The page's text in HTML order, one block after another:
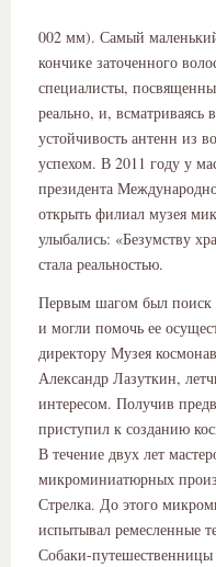
002 мм). Самый маленький
кончике заточенного
специалисты,
реально, и, всматриваясь
устойчивость антенн из
успехом. В 2011 году у
президента
открыть филиал музея
улыбались: «Безумству
стала реальностью.
Первым шагом был поиск
и могли помочь ее
директору Музея
Александр Лазуткин,
интересом. Получив
приступил к созданию
В течение двух лет
микроминиатюрных
Стрелка. До этого
испытывал ремесленные
Собаки-